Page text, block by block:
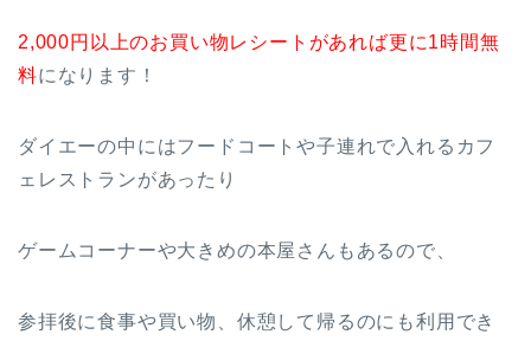
2,000円以上のお買い物レシートがあれば更に1時間無
料になります！
ダイエーの中にはフードコートや子連れで入れるカフ
ェレストランがあったり
ゲームコーナーや大きめの本屋さんもあるので、
参拝後に食事や買い物、休憩して帰るのにも利用でき